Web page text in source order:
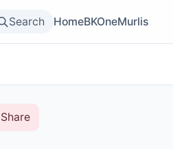
Search HomeBKOneMurlis
Share